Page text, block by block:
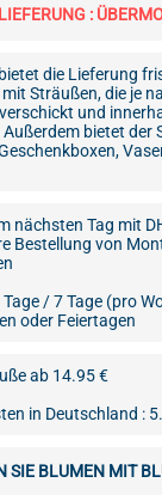
:
die Lieferung
Sträußen, die je
und
bietet der
nächsten Tag mit
Bestellung von
/ 7 Tage (pro
oder Feiertagen
ab 14.95 €
in Deutschland :
SIE BLUMEN MIT